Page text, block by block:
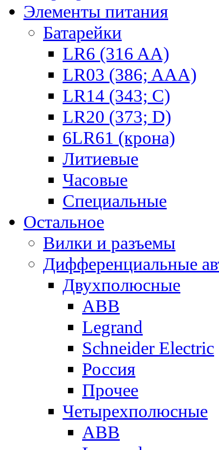
Элементы питания
Батарейки
LR6 (316 AA)
LR03 (386; AAA)
LR14 (343; C)
LR20 (373; D)
6LR61 (крона)
Литиевые
Часовые
Специальные
Остальное
Вилки и разъемы
Дифференциальные
Двухполюсные
ABB
Legrand
Schneider Electric
Россия
Прочее
Четырехполюсные
ABB